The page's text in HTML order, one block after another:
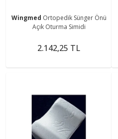
Wingmed Ortopedik Sünger Önü
Açık Oturma Simidi
2.142,25 TL